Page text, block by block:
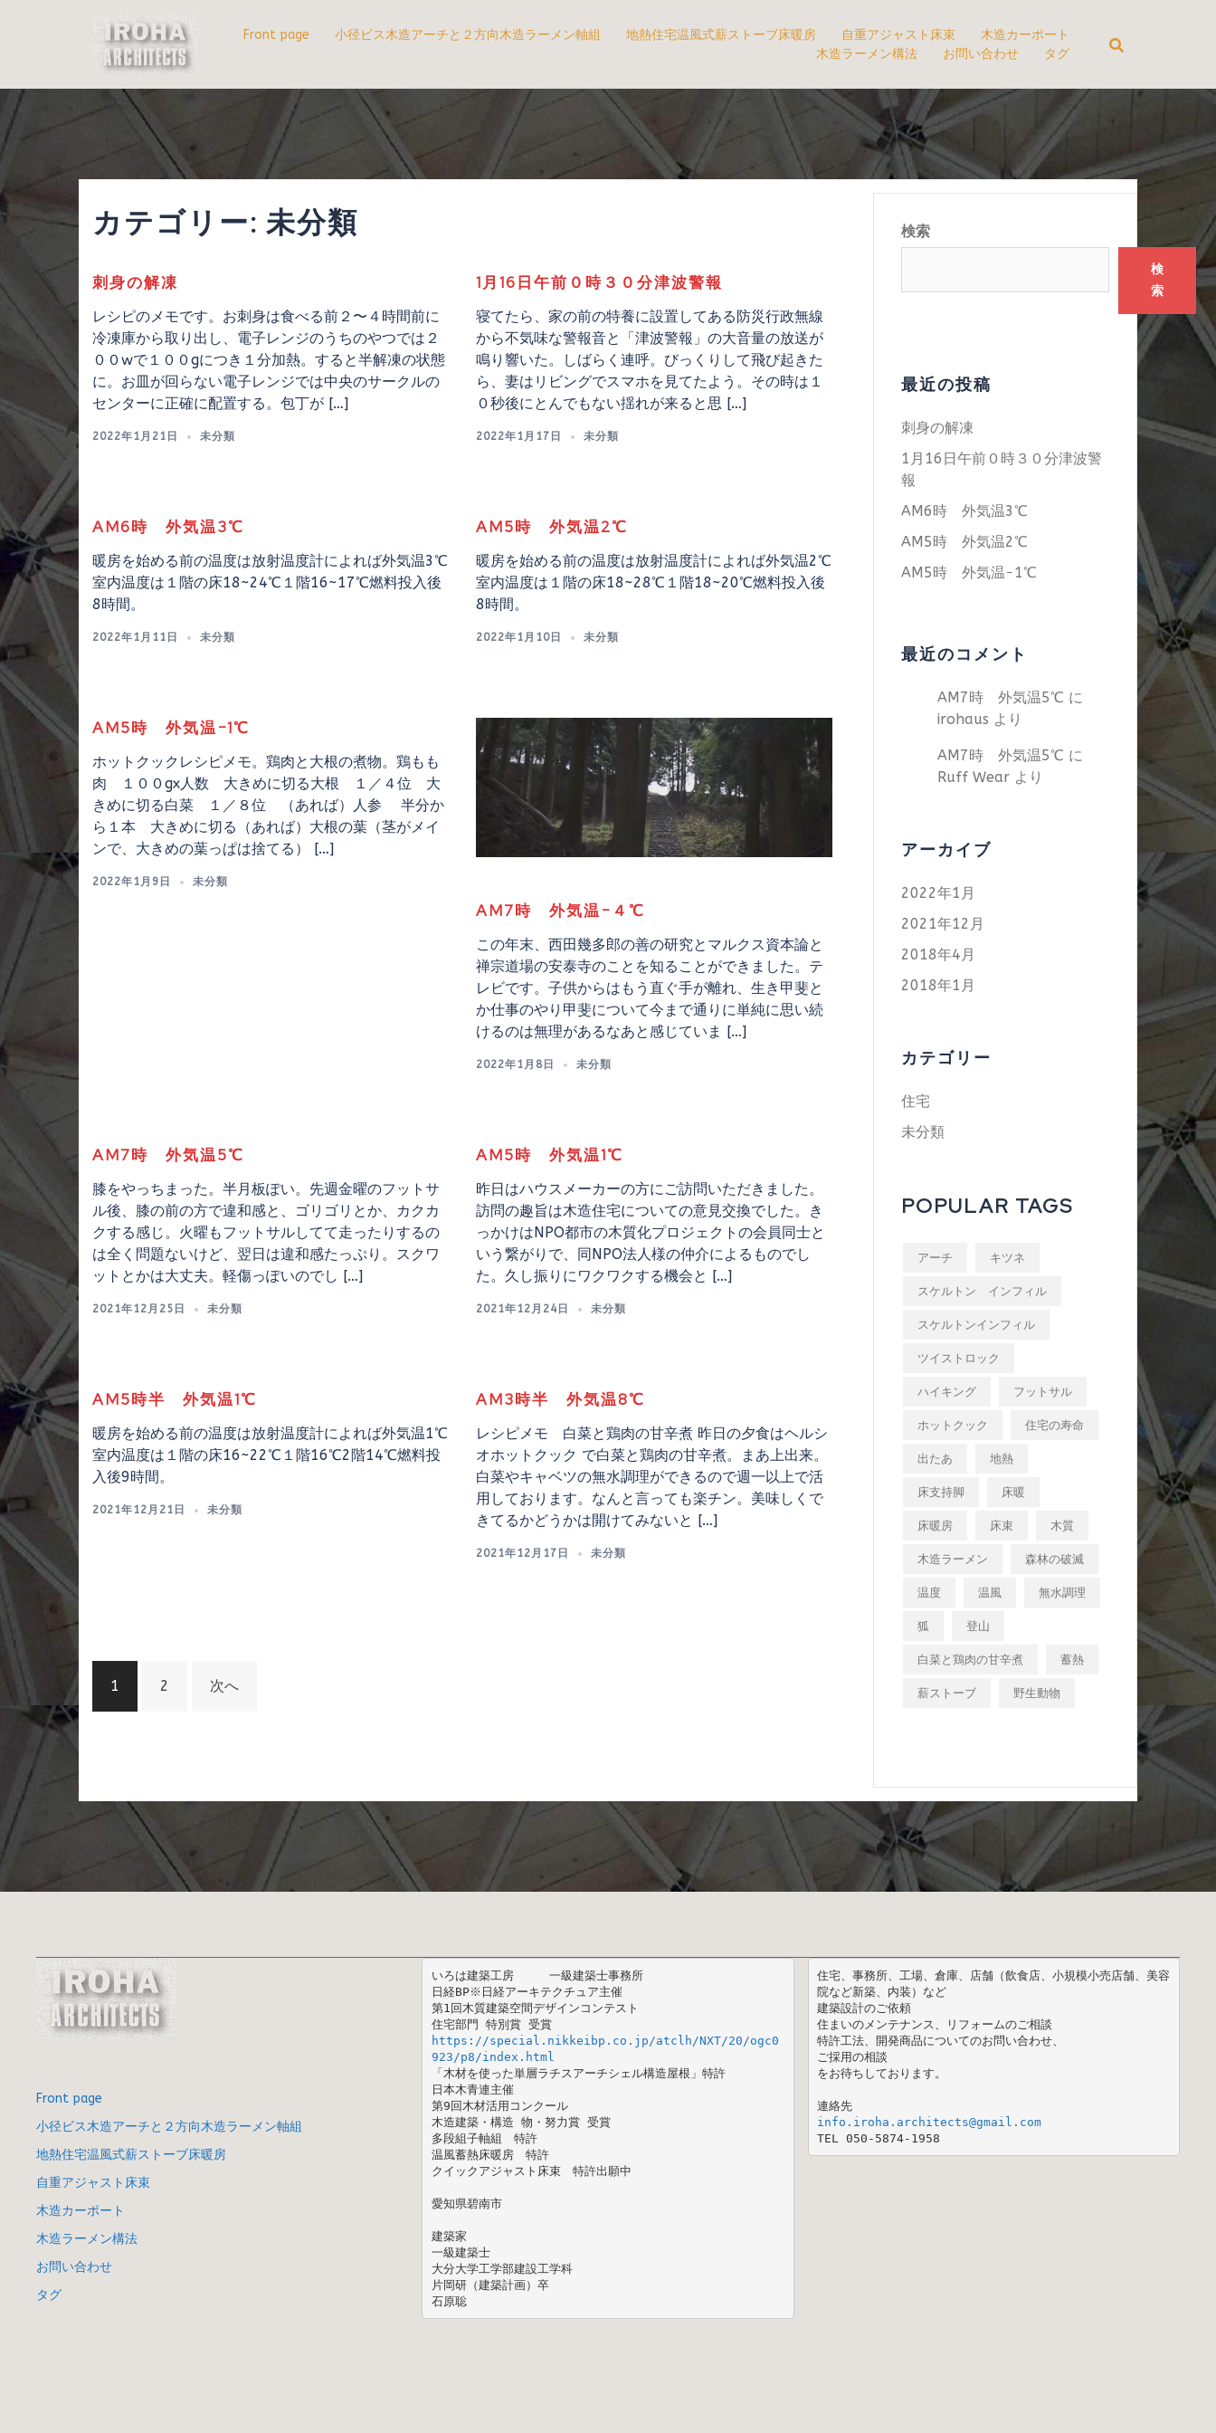
へ
ス
キ
ッ
Front page 小径ビス木造アーチと２方向木造ラーメン軸組 地熱住宅温風式薪ストーブ床暖房 自重アジャスト床束
木造カーポート
木造ラーメン構法
お問い合わせ タグ
カテゴリー: 未分類
刺身の解凍
レシピのメモです。お刺身は食べる前２〜４時間前に
冷凍庫から取り出し、電子レンジのうちのやつでは２
００wで１００gにつき１分加熱。すると半解凍の状態
に。お皿が回らない電子レンジでは中央のサークルの
センターに正確に配置する。包丁が […]
2022年1月21日 未分類
1月16日午前０時３０分津波警報
寝てたら、家の前の特養に設置してある防災行政無線
から不気味な警報音と「津波警報」の大音量の放送が
鳴り響いた。しばらく連呼。びっくりして飛び起きた
ら、妻はリビングでスマホを見てたよう。その時は１
０秒後にとんでもない揺れが来ると思 […]
2022年1月17日 未分類
AM6時 外気温3℃
暖房を始める前の温度は放射温度計によれば外気温3℃
室内温度は１階の床18~24℃１階16~17℃燃料投入後
8時間。
2022年1月11日 未分類
AM5時 外気温2℃
暖房を始める前の温度は放射温度計によれば外気温2℃
室内温度は１階の床18~28℃１階18~20℃燃料投入後
8時間。
2022年1月10日 未分類
AM5時 外気温−1℃
ホットクックレシピメモ。鶏肉と大根の煮物。鶏もも
肉 １００gx人数 大きめに切る大根 １／４位 大
きめに切る白菜 １／８位 （あれば）人参 半分か
ら１本 大きめに切る（あれば）大根の葉（茎がメイ
ンで、大きめの葉っぱは捨てる） […]
2022年1月9日 未分類
AM7時 外気温−４℃
この年末、西田幾多郎の善の研究とマルクス資本論と
禅宗道場の安泰寺のことを知ることができました。テ
レビです。子供からはもう直ぐ手が離れ、生き甲斐と
か仕事のやり甲斐について今まで通りに単純に思い続
けるのは無理があるなあと感じていま […]
2022年1月8日 未分類
AM7時 外気温5℃
膝をやっちまった。半月板ぽい。先週金曜のフットサ
ル後、膝の前の方で違和感と、ゴリゴリとか、カクカ
クする感じ。火曜もフットサルしてて走ったりするの
は全く問題ないけど、翌日は違和感たっぷり。スクワ
ットとかは大丈夫。軽傷っぽいのでし […]
2021年12月25日 未分類
AM5時 外気温1℃
昨日はハウスメーカーの方にご訪問いただきました。
訪問の趣旨は木造住宅についての意見交換でした。き
っかけはNPO都市の木質化プロジェクトの会員同士と
いう繋がりで、同NPO法人様の仲介によるものでし
た。久し振りにワクワクする機会と […]
2021年12月24日 未分類
AM5時半 外気温1℃
暖房を始める前の温度は放射温度計によれば外気温1℃
室内温度は１階の床16~22℃１階16℃2階14℃燃料投
入後9時間。
2021年12月21日 未分類
AM3時半 外気温8℃
レシピメモ 白菜と鶏肉の甘辛煮 昨日の夕食はヘルシ
オホットクック で白菜と鶏肉の甘辛煮。まあ上出来。
白菜やキャベツの無水調理ができるので週一以上で活
用しております。なんと言っても楽チン。美味しくで
きてるかどうかは開けてみないと […]
2021年12月17日 未分類
投
稿
ペ
ジ
り
1 2 次へ
検索
検
索
最近の投稿
刺身の解凍
1月16日午前０時３０分津波警
報
AM6時 外気温3℃
AM5時 外気温2℃
AM5時 外気温−1℃
最近のコメント
AM7時 外気温5℃ に
irohaus より
AM7時 外気温5℃ に
Ruff Wearより
アーカイブ
2022年1月
2021年12月
2018年4月
2018年1月
カテゴリー
住宅
未分類
POPULAR TAGS
アーチ キツネ
スケルトン インフィル
スケルトンインフィル
ツイストロック
ハイキング フットサル
ホットクック 住宅の寿命
出たあ 地熱
床支持脚 床暖
床暖房 床束 木質
木造ラーメン 森林の破滅
温度 温風 無水調理
狐 登山
白菜と鶏肉の甘辛煮 蓄熱
薪ストーブ 野生動物
Front page
小径ビス木造アーチと２方向木造ラーメン軸組
地熱住宅温風式薪ストーブ床暖房
自重アジャスト床束
木造カーポート
木造ラーメン構法
お問い合わせ
タグ
いろは建築工房　　　一級建築士事務所
日経BP※日経アーキテクチュア主催
第1回木質建築空間デザインコンテスト
https://special.nikkeibp.co.jp/atclh/NXT/20/ogc0
923/p8/index.html
「木材を使った単層ラチスアーチシェル構造屋根」特許
日本木青連主催
第9回木材活用コンクール
木造建築・構造 物・努力賞 受賞
多段組子軸組　特許
温風蓄熱床暖房　特許
クイックアジャスト床束　特許出願中
愛知県碧南市
建築家
一級建築士
大分大学工学部建設工学科
片岡研（建築計画）卒
石原聡
住宅、事務所、工場、倉庫、店舗（飲食店、小規模小売店舗、美容
院など新築、内装）など
建築設計のご依頼
住まいのメンテナンス、リフォームのご相談
特許工法、開発商品についてのお問い合わせ、
ご採用の相談
をお待ちしております。
TEL 050-5874-1958